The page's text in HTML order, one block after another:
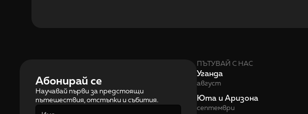
Абонирай се
Научавай първи за предстоящи
пътешествия, отстъпки и събития.
ПЪТУВАЙ С НАС
Уганда
август
Юта и Аризона
септември